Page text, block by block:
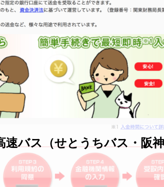
速バス（せとうちバス・阪